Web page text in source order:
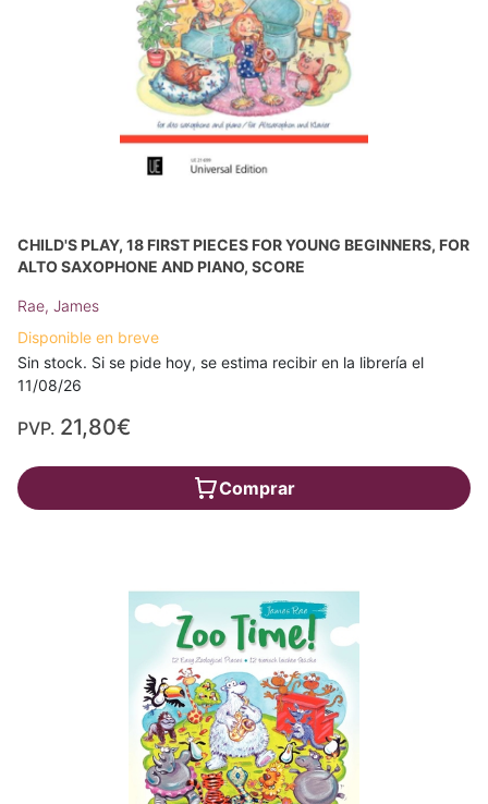
CHILD'S PLAY, 18 FIRST PIECES FOR YOUNG BEGINNERS, FOR
ALTO SAXOPHONE AND PIANO, SCORE
Rae, James
Disponible en breve
Sin stock. Si se pide hoy, se estima recibir en la librería el
11/08/26
PVP. 21,80€
Comprar